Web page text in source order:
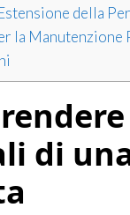
della
la Manutenzione
di